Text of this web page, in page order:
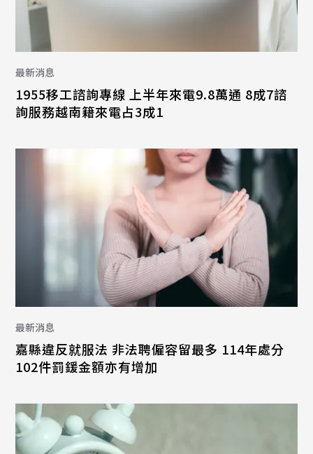
最新消息
1955移工諮詢專線 上半年來電9.8萬通 8成7諮
詢服務越南籍來電占3成1
最新消息
嘉縣違反就服法 非法聘僱容留最多 114年處分
102件罰鍰金額亦有增加